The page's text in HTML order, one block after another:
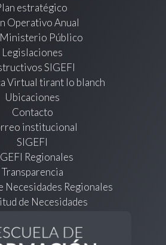
estratégico
Operativo Anual
Ministerio Público
Legislaciones
SIGEFI
Virtual tirant lo blanch
Ubicaciones
Contacto
institucional
SIGEFI
Regionales
Transparencia
Necesidades Regionales
de Necesidades